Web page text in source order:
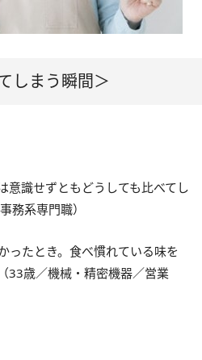
しまう瞬間＞
意識せずともどうしても比べてし
務系専門職）
ったとき。食べ慣れている味を
33歳／機械・精密機器／営業